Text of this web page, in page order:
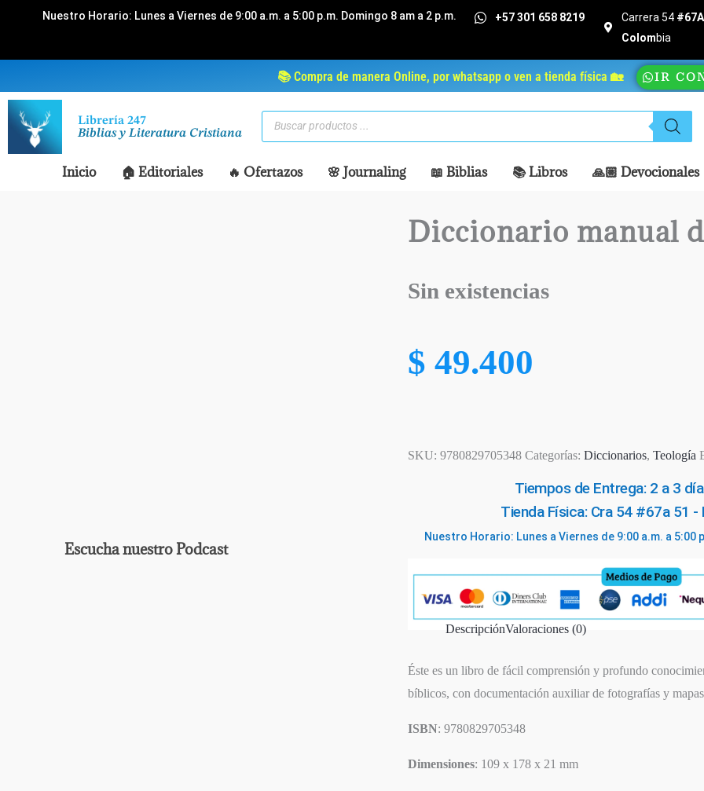
Nuestro Horario: Lunes a Viernes de 9:00 a.m. a 5:00 p.m. Domingo 8 am a 2 p.m. +57 301 658 8219 Carrera 54
Colombia
📚 Compra de manera Online, por whatsapp o ven a tienda física 🏡 IR
Librería 247
Biblias y Literatura Cristiana
Búsqueda
productos
Inicio 🏠 Editoriales 🔥 Ofertazos 🌸 Journaling 📖 Biblias 📚 Libros 🙏🏼 Devocionales
Escucha nuestro Podcast
EPISODIO
Diccionario manual
Sin existencias
$ 49.400
SKU:9780829705348 Categorías:Diccionarios,Teología
Tiempos de Entrega: 2 a 3
Tienda Física: Cra 54 #67a 51 -
Nuestro Horario: Lunes a Viernes de 9:00 a.m. a 5:00
DescripciónValoraciones (0)
Éste es un libro de fácil comprensión y profundo
bíblicos, con documentación auxiliar de fotografías y
ISBN: 9780829705348
Dimensiones: 109 x 178 x 21 mm